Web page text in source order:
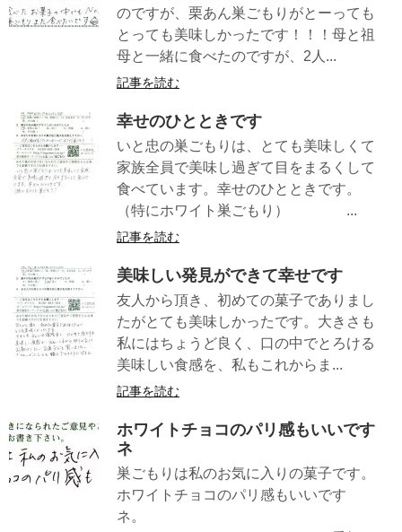
のですが、栗あん巣ごもりがとーっても
とっても美味しかったです！！！母と祖
母と一緒に食べたのですが、2人...
記事を読む
幸せのひとときです
いと忠の巣ごもりは、とても美味しくて
家族全員で美味し過ぎて目をまるくして
食べています。幸せのひとときです。
（特にホワイト巣ごもり） ...
記事を読む
美味しい発見ができて幸せです
友人から頂き、初めての菓子でありまし
たがとても美味しかったです。大きさも
私にはちょうど良く、口の中でとろける
美味しい食感を、私もこれからま...
記事を読む
ホワイトチョコのパリ感もいいです
ネ
巣ごもりは私のお気に入りの菓子です。
ホワイトチョコのパリ感もいいです
ネ。